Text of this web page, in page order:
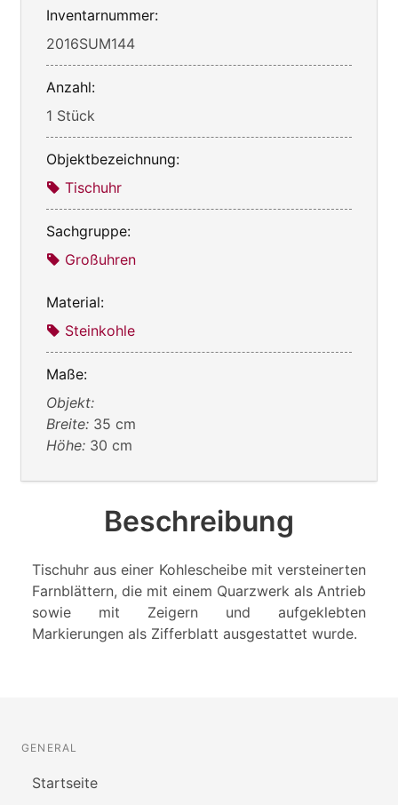
Inventarnummer:
2016SUM144
Anzahl:
1 Stück
Objektbezeichnung:
Tischuhr
Sachgruppe:
Großuhren
Material:
Steinkohle
Maße:
Objekt:
Breite: 35 cm
Höhe: 30 cm
Beschreibung
Tischuhr aus einer Kohlescheibe mit versteinerten
Farnblättern, die mit einem Quarzwerk als Antrieb
sowie mit Zeigern und aufgeklebten
Markierungen als Zifferblatt ausgestattet wurde.
GENERAL
Startseite